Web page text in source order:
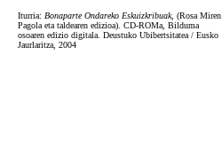
Iturria: Bonaparte Ondareko Eskuizkribuak, (Rosa Miren
Pagola eta taldearen edizioa). CD-ROMa, Bilduma
osoaren edizio digitala. Deustuko Ubibertsitatea / Eusko
Jaurlaritza, 2004